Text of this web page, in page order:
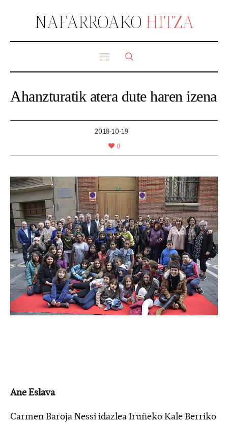
NAFARROAKO HITZA
Ahanzturatik atera dute haren izena
2018-10-19
0
Ane Eslava
Carmen Baroja Nessi idazlea Iruñeko Kale Berriko